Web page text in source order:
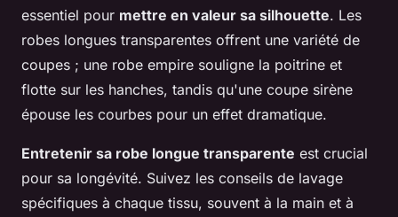
essentiel pour mettre en valeur sa silhouette. Les
robes longues transparentes offrent une variété de
coupes ; une robe empire souligne la poitrine et
flotte sur les hanches, tandis qu'une coupe sirène
épouse les courbes pour un effet dramatique.
Entretenir sa robe longue transparente est crucial
pour sa longévité. Suivez les conseils de lavage
spécifiques à chaque tissu, souvent à la main et à